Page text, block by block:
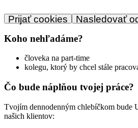
Prijať cookies
Nasledovať
Koho nehľadáme?
človeka na part-time
kolegu, ktorý by chcel stále
Čo bude náplňou tvojej práce?
Tvojím dennodenným chlebíčkom bude
našich klientov: